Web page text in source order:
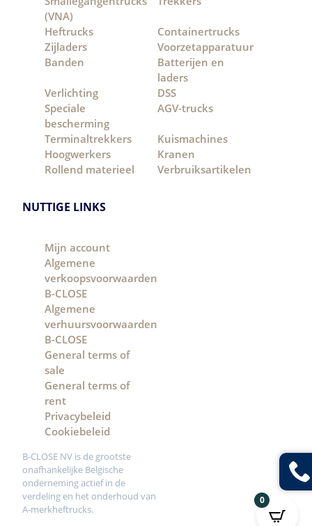
0
(VNA)
Heftrucks
Containertrucks
Zijladers
Voorzetapparatuur
Banden
Batterijen en
laders
Verlichting
DSS
Speciale
bescherming
AGV-trucks
Terminaltrekkers
Kuismachines
Hoogwerkers
Kranen
Rollend materieel
Verbruiksartikelen
NUTTIGE LINKS
Mijn account
Algemene
verkoopsvoorwaarden
B-CLOSE
Algemene
verhuursvoorwaarden
B-CLOSE
General terms of
sale
General terms of
rent
Privacybeleid
Cookiebeleid
B-CLOSE NV is de grootste
onafhankelijke Belgische
onderneming actief in de
verdeling en het onderhoud van
A-merkheftrucks.